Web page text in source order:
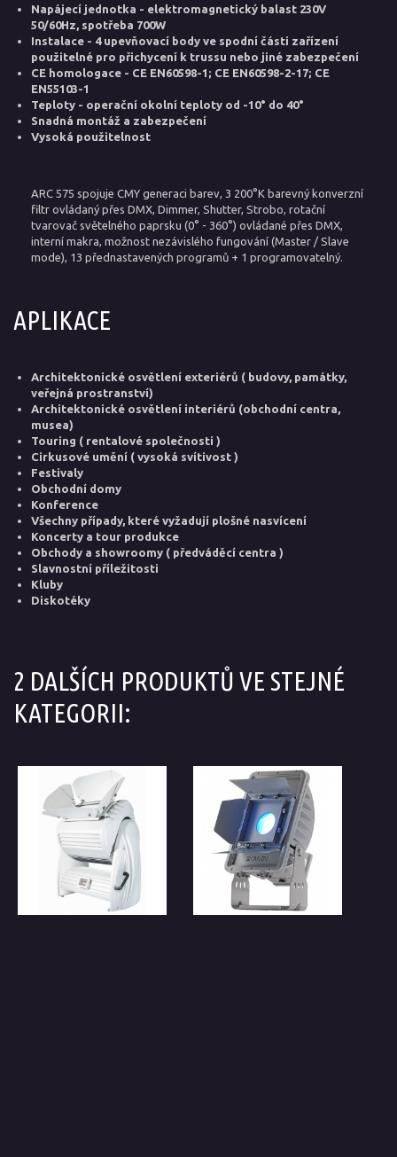
Napájecí jednotka - elektromagnetický balast 230V
50/60Hz, spotřeba 700W
Instalace - 4 upevňovací body ve spodní části zařízení
použitelné pro přichycení k trussu nebo jiné zabezpečení
CE homologace - CE EN60598-1; CE EN60598-2-17; CE
EN55103-1
Teploty - operační okolní teploty od -10° do 40°
Snadná montáž a zabezpečení
Vysoká použitelnost
ARC 575 spojuje CMY generaci barev, 3 200°K barevný konverzní
filtr ovládaný přes DMX, Dimmer, Shutter, Strobo, rotační
tvarovač světelného paprsku (0° - 360°) ovládané přes DMX,
interní makra, možnost nezávislého fungování (Master / Slave
mode), 13 přednastavených programů + 1 programovatelný.
APLIKACE
Architektonické osvětlení exteriérů ( budovy, památky,
veřejná prostranství)
Architektonické osvětlení interiérů (obchodní centra,
musea)
Touring ( rentalové společnosti )
Cirkusové umění ( vysoká svítivost )
Festivaly
Obchodní domy
Konference
Všechny případy, které vyžadují plošné nasvícení
Koncerty a tour produkce
Obchody a showroomy ( předváděcí centra )
Slavnostní příležitosti
Kluby
Diskotéky
2 DALŠÍCH PRODUKTŮ VE STEJNÉ
KATEGORII: